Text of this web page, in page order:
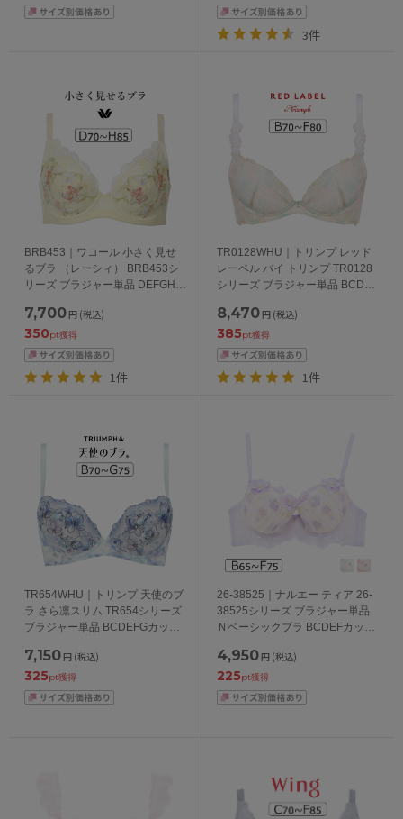
3件
BRB453｜ワコール 小さく見せ
るブラ （レーシィ） BRB453シ
リーズ ブラジャー単品 DEFGHカ
7,700 円 (税込)
350pt獲得
1件
TR0128WHU｜トリンプ レッド
レーベル バイ トリンプ TR0128
シリーズ ブラジャー単品 BCDEF
65/70/75/80/85cm
8,470 円 (税込)
385pt獲得
1件
TR654WHU｜トリンプ 天使のブ
ラ さら凛スリム TR654シリーズ
ブラジャー単品 BCDEFGカップ
7,150 円 (税込)
325pt獲得
26-38525｜ナルエー ティア 26-
38525シリーズ ブラジャー単品
Ｎベーシックブラ BCDEFカップ
4,950 円 (税込)
225pt獲得